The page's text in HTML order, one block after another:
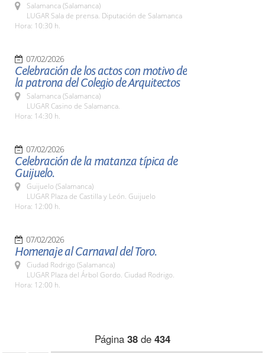
Salamanca (Salamanca)
LUGAR Sala de prensa. Diputación de Salamanca
Hora: 10:30 h.
07/02/2026
Celebración de los actos con motivo de
la patrona del Colegio de Arquitectos
Salamanca (Salamanca)
LUGAR Casino de Salamanca.
Hora: 14:30 h.
07/02/2026
Celebración de la matanza típica de
Guijuelo.
Guijuelo (Salamanca)
LUGAR Plaza de Castilla y León. Guijuelo
Hora: 12:00 h.
07/02/2026
Homenaje al Carnaval del Toro.
Ciudad Rodrigo (Salamanca)
LUGAR Plaza del Árbol Gordo. Ciudad Rodrigo.
Hora: 12:00 h.
Página 38 de 434